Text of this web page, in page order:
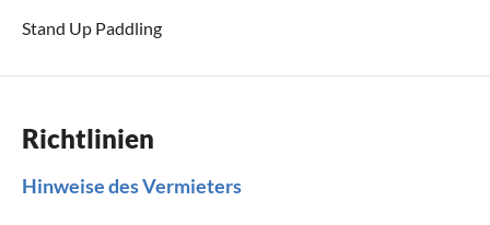
Stand Up Paddling
Richtlinien
Hinweise des Vermieters